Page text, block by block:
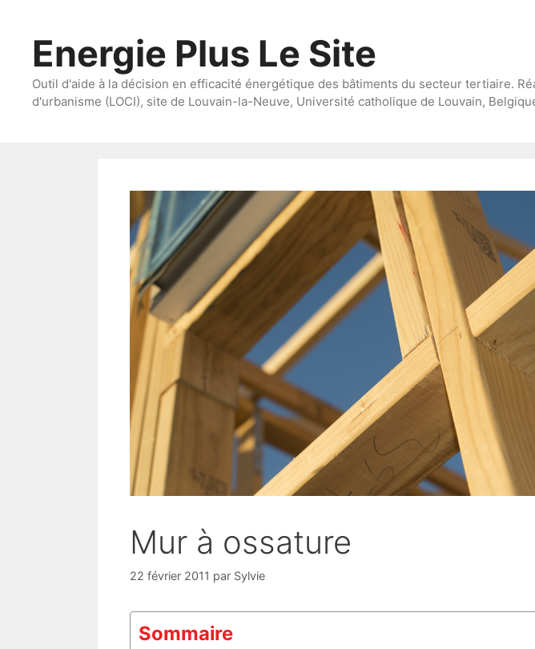
contenuEnergie Plus Le Site
Outil d'aide à la décision en efficacité énergétique des bâtiments du secteur tertiaire.
d'urbanisme (LOCI), site de Louvain-la-Neuve, Université catholique de Louvain,
Mur à ossature
22 février 2011 par Sylvie
Sommaire